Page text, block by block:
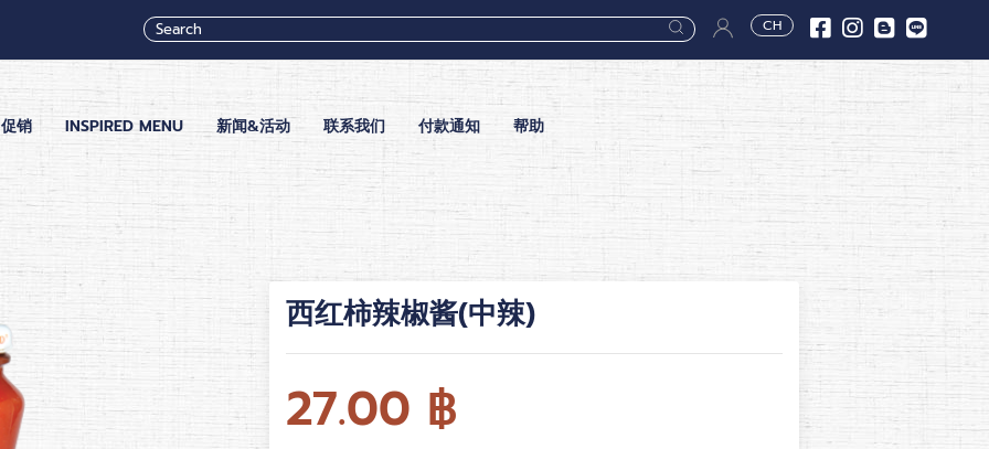
CH
促销 INSPIRED MENU 新闻&活动 联系我们 付款通知 帮助
西红柿辣椒酱(中辣)
27.00 ฿